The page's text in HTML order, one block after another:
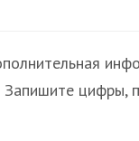
Запишите цифры,